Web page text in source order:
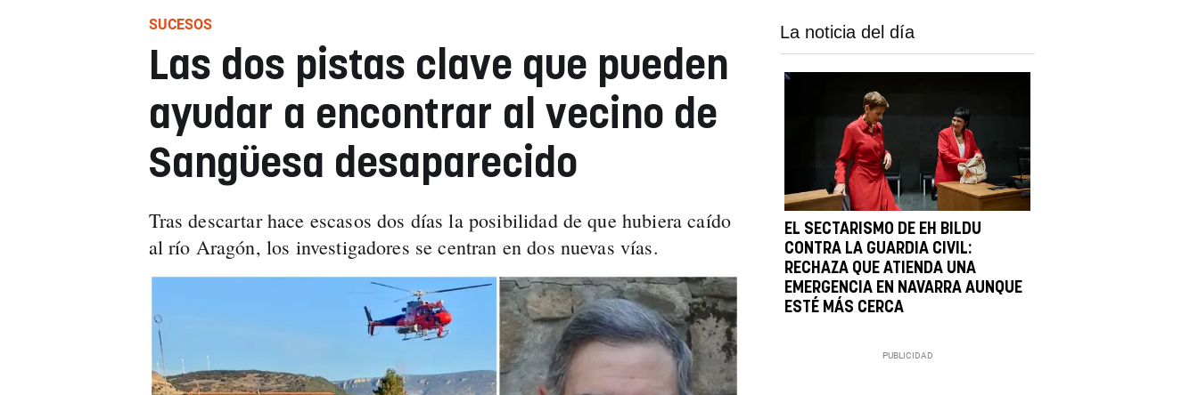
SUCESOS
Las dos pistas clave que pueden
ayudar a encontrar al vecino de
Sangüesa desaparecido
Tras descartar hace escasos dos días la posibilidad de que hubiera caído
al río Aragón, los investigadores se centran en dos nuevas vías.
La noticia del día
EL SECTARISMO DE EH BILDU
CONTRA LA GUARDIA CIVIL:
RECHAZA QUE ATIENDA UNA
EMERGENCIA EN NAVARRA AUNQUE
ESTÉ MÁS CERCA